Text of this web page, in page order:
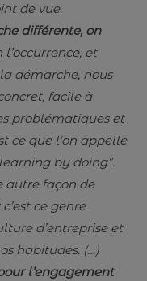
de vue.
différente, on
l’occurrence, et
démarche, nous
facile à
problématiques et
ce que l’on appelle
by doing”.
autre façon de
ce genre
d’entreprise et
habitudes. (…)
l’engagement